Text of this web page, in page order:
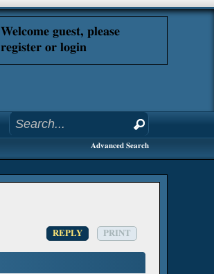
Welcome guest, please
register or login
Advanced Search
REPLY PRINT